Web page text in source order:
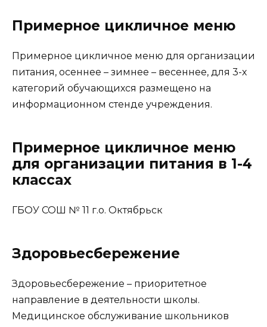
Примерное цикличное меню
Примерное цикличное меню для организации
питания, осеннее – зимнее – весеннее, для 3-х
категорий обучающихся размещено на
информационном стенде учреждения.
Примерное цикличное меню
для организации питания в 1-4
классах
ГБОУ СОШ № 11 г.о. Октябрьск
Здоровьесбережение
Здоровьесбережение – приоритетное
направление в деятельности школы.
Медицинское обслуживание школьников